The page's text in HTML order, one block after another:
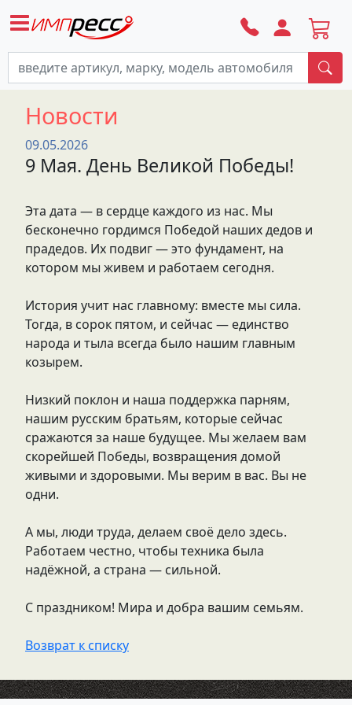
Новости
09.05.2026
9 Мая. День Великой Победы!
Эта дата — в сердце каждого из нас. Мы
бесконечно гордимся Победой наших дедов и
прадедов. Их подвиг — это фундамент, на
котором мы живем и работаем сегодня.
История учит нас главному: вместе мы сила.
Тогда, в сорок пятом, и сейчас — единство
народа и тыла всегда было нашим главным
козырем.
Низкий поклон и наша поддержка парням,
нашим русским братьям, которые сейчас
сражаются за наше будущее. Мы желаем вам
скорейшей Победы, возвращения домой
живыми и здоровыми. Мы верим в вас. Вы не
одни.
А мы, люди труда, делаем своё дело здесь.
Работаем честно, чтобы техника была
надёжной, а страна — сильной.
С праздником! Мира и добра вашим семьям.
Возврат к списку